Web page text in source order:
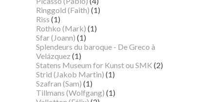
Ringgold (Faith) (1)
Riss (1)
Rothko (Mark) (1)
Sfar (Joann) (1)
Splendeurs du baroque - De Greco à
Velázquez (1)
Statens Museum for Kunst ou SMK (2)
Strid (Jakob Martin) (1)
Szafran (Sam) (1)
Tillmans (Wolfgang) (1)